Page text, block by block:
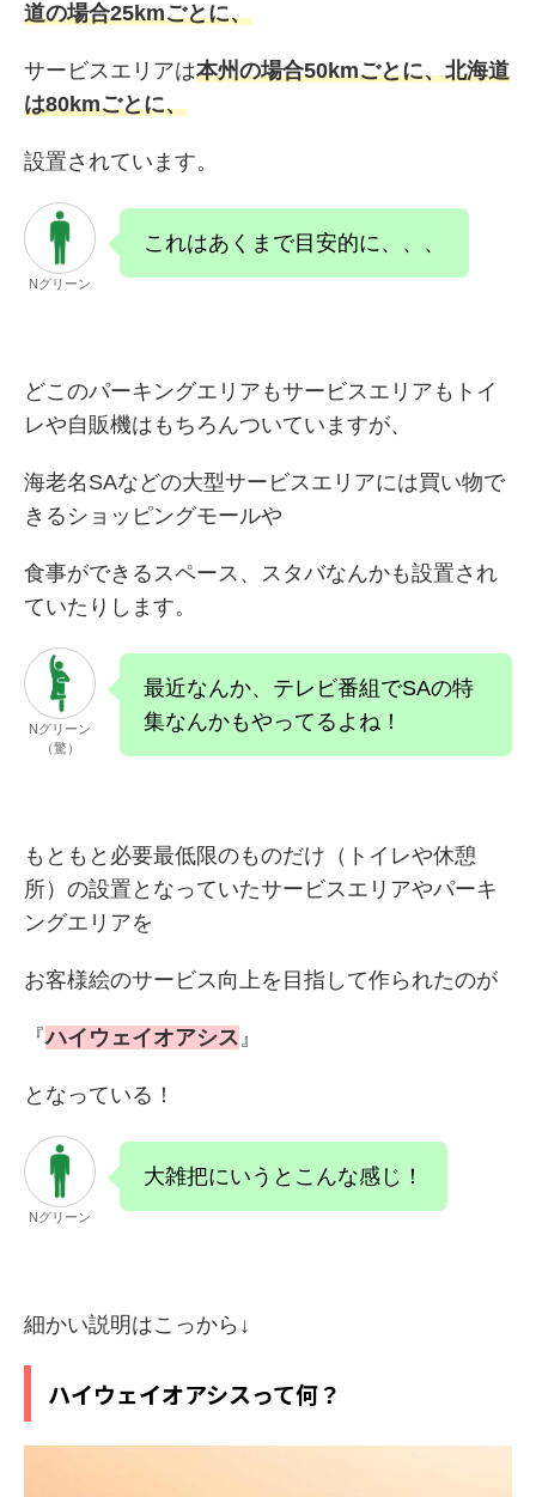
道の場合25kmごとに、
サービスエリアは本州の場合50kmごとに、北海道
は80kmごとに、
設置されています。
Nグリーン
これはあくまで目安的に、、、
どこのパーキングエリアもサービスエリアもトイ
レや自販機はもちろんついていますが、
海老名SAなどの大型サービスエリアには買い物で
きるショッピングモールや
食事ができるスペース、スタバなんかも設置され
ていたりします。
Nグリーン
（驚）
最近なんか、テレビ番組でSAの特
集なんかもやってるよね！
もともと必要最低限のものだけ（トイレや休憩
所）の設置となっていたサービスエリアやパーキ
ングエリアを
お客様絵のサービス向上を目指して作られたのが
『ハイウェイオアシス』
となっている！
Nグリーン
大雑把にいうとこんな感じ！
細かい説明はこっから↓
ハイウェイオアシスって何？